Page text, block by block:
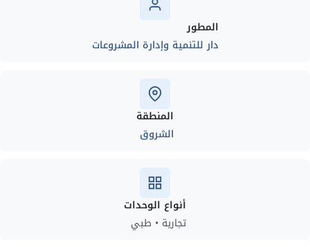
المطور
دار للتنمية وإدارة المشروعات
المنطقة
الشروق
أنواع الوحدات
تجارية • طبي